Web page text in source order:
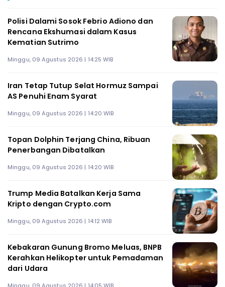
Polisi Dalami Sosok Febrio Adiono dan
Rencana Ekshumasi dalam Kasus
Kematian Sutrimo
Minggu, 09 Agustus 2026 | 14:25 WIB
Iran Tetap Tutup Selat Hormuz Sampai
AS Penuhi Enam Syarat
Minggu, 09 Agustus 2026 | 14:20 WIB
Topan Dolphin Terjang China, Ribuan
Penerbangan Dibatalkan
Minggu, 09 Agustus 2026 | 14:20 WIB
Trump Media Batalkan Kerja Sama
Kripto dengan Crypto.com
Minggu, 09 Agustus 2026 | 14:12 WIB
Kebakaran Gunung Bromo Meluas, BNPB
Kerahkan Helikopter untuk Pemadaman
dari Udara
Minggu, 09 Agustus 2026 | 14:05 WIB